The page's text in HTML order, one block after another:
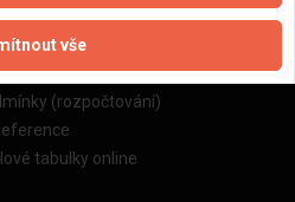
osobních údajů
souborů cookie
(zprostředkování)
(rozpočtování)
tabulky online
vše